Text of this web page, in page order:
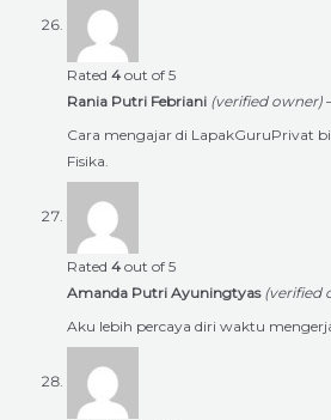
Rated 4 out of 5
Rania Putri Febriani (verified owner)
Cara mengajar di LapakGuruPrivat
Fisika.
Rated 4 out of 5
Amanda Putri Ayuningtyas (verified
Aku lebih percaya diri waktu